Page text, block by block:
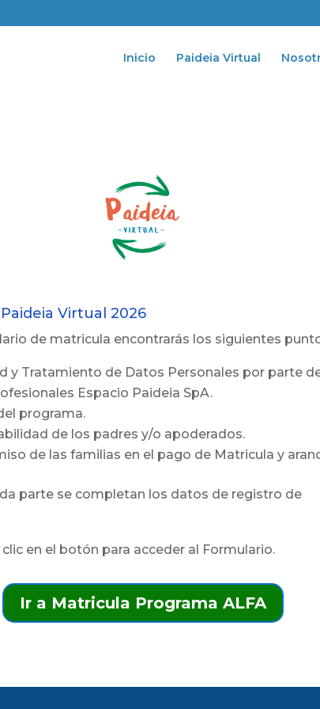
Inicio Paideia Virtual
Virtual 2026
de matricula encontrarás los siguientes
y Tratamiento de Datos Personales por parte
Espacio Paideia SpA.
programa.
de los padres y/o apoderados.
de las familias en el pago de Matricula y
parte se completan los datos de registro de
clic en el botón para acceder al Formulario.
Ir a Matricula Programa ALFA